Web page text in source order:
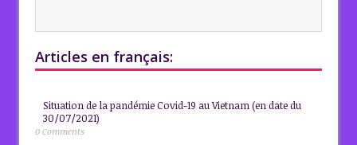
Articles en français:
Situation de la pandémie Covid-19 au Vietnam (en date du
30/07/2021)
0 Comments